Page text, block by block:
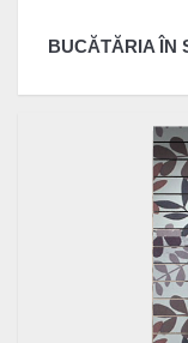
BUCĂTĂRIA ÎN